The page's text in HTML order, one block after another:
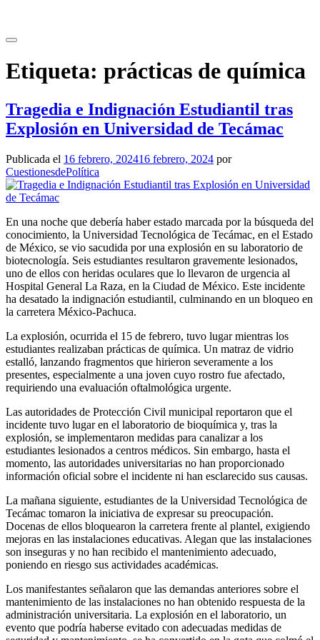
contenido
Etiqueta: prácticas de química
Tragedia e Indignación Estudiantil tras
Explosión en Universidad de Tecámac
Publicada el 16 febrero, 202416 febrero, 2024 por
CuestionesdePolítica
En una noche que debería haber estado marcada por la búsqueda del
conocimiento, la Universidad Tecnológica de Tecámac, en el Estado
de México, se vio sacudida por una explosión en su laboratorio de
biotecnología. Seis estudiantes resultaron gravemente lesionados,
uno de ellos con heridas oculares que lo llevaron de urgencia al
Hospital General La Raza, en la Ciudad de México. Este incidente
ha desatado la indignación estudiantil, culminando en un bloqueo en
la carretera México-Pachuca.
La explosión, ocurrida el 15 de febrero, tuvo lugar mientras los
estudiantes realizaban prácticas de química. Un matraz de vidrio
estalló, lanzando fragmentos que hirieron severamente a los
presentes, especialmente a una joven cuyo rostro fue afectado,
requiriendo una evaluación oftalmológica urgente.
Las autoridades de Protección Civil municipal reportaron que el
incidente tuvo lugar en el laboratorio de bioquímica y, tras la
explosión, se implementaron medidas para canalizar a los
estudiantes lesionados a centros médicos. Sin embargo, hasta el
momento, las autoridades universitarias no han proporcionado
información oficial sobre el incidente ni han esclarecido sus causas.
La mañana siguiente, estudiantes de la Universidad Tecnológica de
Tecámac tomaron la iniciativa de expresar su preocupación.
Docenas de ellos bloquearon la carretera frente al plantel, exigiendo
mejoras en las instalaciones educativas. Alegan que las instalaciones
son inseguras y no han recibido el mantenimiento adecuado,
poniendo en riesgo sus actividades académicas.
Los manifestantes señalaron que las demandas anteriores sobre el
mantenimiento de las instalaciones no han obtenido respuesta de la
administración universitaria. La explosión en el laboratorio, un
evento que podría haberse evitado con adecuadas medidas de